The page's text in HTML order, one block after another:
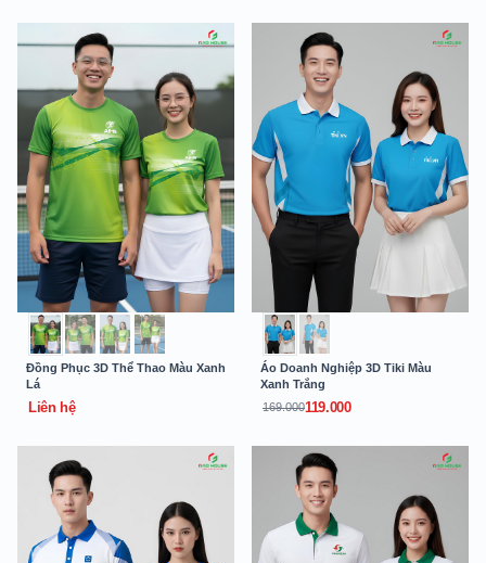
Đồng Phục 3D Thể Thao Màu Xanh
Lá
Liên hệ
Áo Doanh Nghiệp 3D Tiki Màu
Xanh Trắng
169.000119.000